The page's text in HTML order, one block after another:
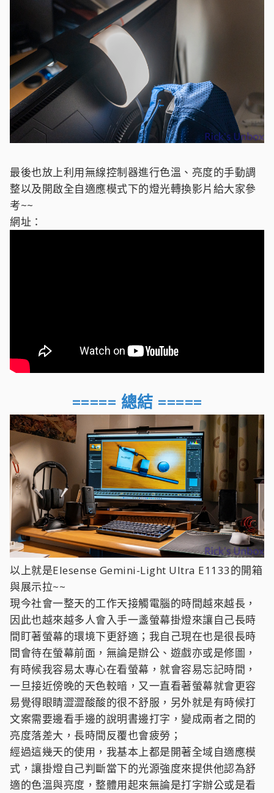
最後也放上利用無線控制器進行色溫、亮度的手動調
整以及開啟全自適應模式下的燈光轉換影片給大家參
考~~
網址：
===== 總結 =====
以上就是Elesense Gemini-Light Ultra E1133的開箱
與展示拉~~
現今社會一整天的工作天接觸電腦的時間越來越長，
因此也越來越多人會入手一盞螢幕掛燈來讓自己長時
間盯著螢幕的環境下更舒適；我自己現在也是很長時
間會待在螢幕前面，無論是辦公、遊戲亦或是修圖，
有時候我容易太專心在看螢幕，就會容易忘記時間，
一旦接近傍晚的天色較暗，又一直看著螢幕就會更容
易覺得眼睛澀澀酸酸的很不舒服，另外就是有時候打
文案需要邊看手邊的說明書邊打字，變成兩者之間的
亮度落差大，長時間反覆也會疲勞；
經過這幾天的使用，我基本上都是開著全域自適應模
式，讓掛燈自己判斷當下的光源強度來提供他認為舒
適的色溫與亮度，整體用起來無論是打字辦公或是看